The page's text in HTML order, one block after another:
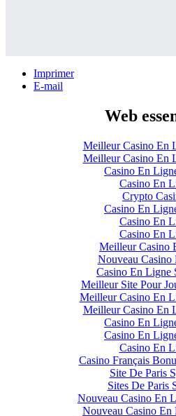
Imprimer
E-mail
Web
Meilleur Casino En
Meilleur Casino En
Casino En
Casino En
Crypto
Casino En
Casino En
Casino En
Meilleur Casino
Nouveau Casino
Casino En Ligne
Meilleur Site Pour
Meilleur Casino En
Meilleur Casino En
Casino En
Casino En
Casino En
Casino Français
Site De Paris
Sites De Paris
Nouveau Casino En
Nouveau Casino En